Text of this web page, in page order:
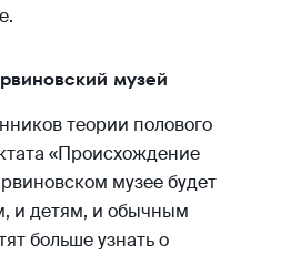
музей
теории полового
«Происхождение
музее будет
и детям, и обычным
больше узнать о